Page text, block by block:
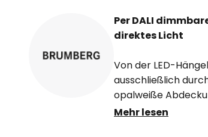
Per DALI
direktes Licht
Von der LED-
ausschließlich
opalweiße
zu einem
Mehr lesen